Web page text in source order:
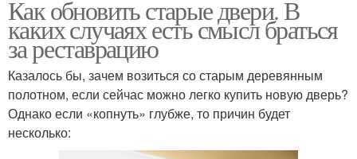
Как обновить старые двери. В
каких случаях есть смысл браться
за реставрацию
Казалось бы, зачем возиться со старым деревянным
полотном, если сейчас можно легко купить новую дверь?
Однако если «копнуть» глубже, то причин будет
несколько: